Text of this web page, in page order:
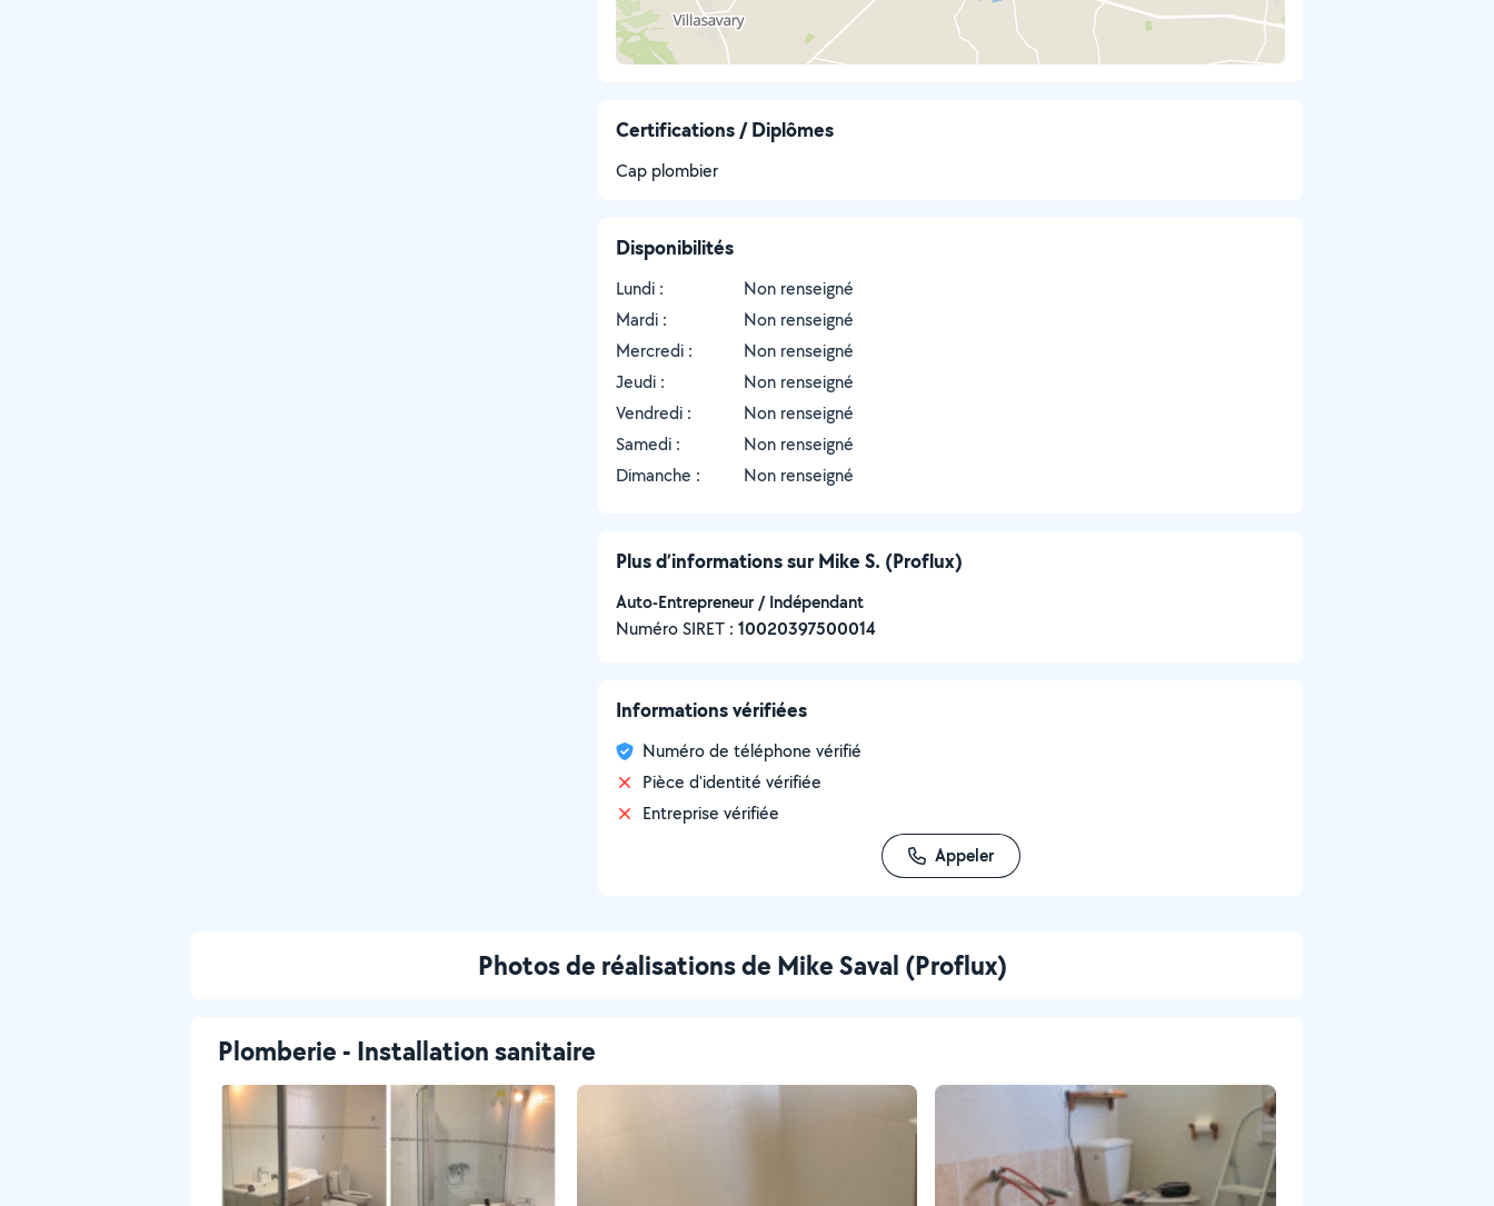
Certifications / Diplômes
Cap plombier
Disponibilités
Lundi :
Non renseigné
Mardi :
Non renseigné
Mercredi :
Non renseigné
Jeudi :
Non renseigné
Vendredi :
Non renseigné
Samedi :
Non renseigné
Dimanche :
Non renseigné
Plus d’informations sur Mike S. (Proflux)
Auto-Entrepreneur / Indépendant
Numéro SIRET : ‍10020397500014
Informations vérifiées
Numéro de téléphone vérifié
Pièce d'identité vérifiée
Entreprise vérifiée
Appeler
Photos de réalisations de Mike Saval (Proflux)
Plomberie - Installation sanitaire